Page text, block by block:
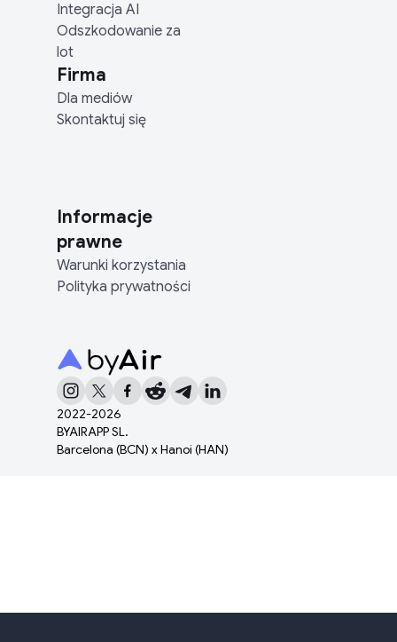
2022-2026
BYAIRAPP SL.
Barcelona (BCN) x Hanoi (HAN)
Integracja AI
Odszkodowanie za
lot
Firma
Dla mediów
Skontaktuj się
Informacje
prawne
Warunki korzystania
Polityka prywatności